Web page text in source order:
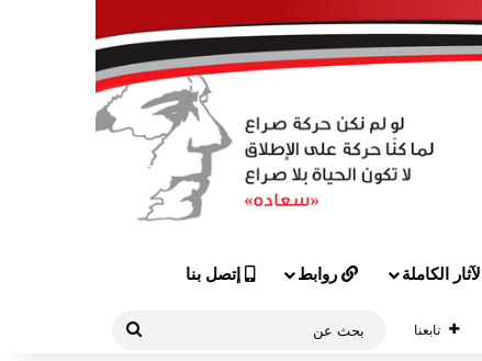
الآثار الكاملة روابط إتصل بنا
تابعنا